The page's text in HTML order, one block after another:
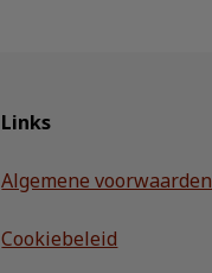
Links
Algemene voorwaarden
Cookiebeleid